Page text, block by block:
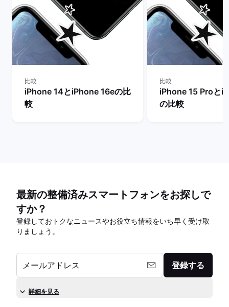
比較
iPhone 14とiPhone 16eの比
較
比較
iPhone 15 Proと
の比較
最新の整備済みスマートフォンをお探しで
すか？
登録しておトクなニュースやお役立ち情報をいち早く受け取
りましょう。
メールアドレス 登録する
詳細を見る